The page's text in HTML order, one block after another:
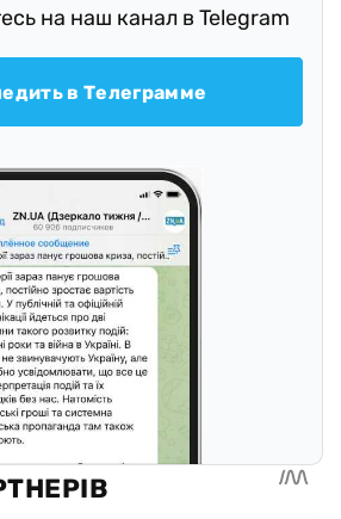
на наш канал в Telegram
в Телеграмме